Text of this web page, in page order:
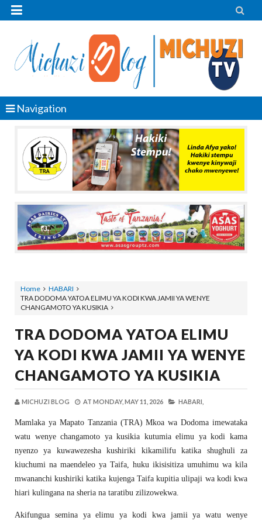
 
Navigation
Home
HABARI
TRA DODOMA YATOA ELIMU YA KODI KWA JAMII YA WENYE
CHANGAMOTO YA KUSIKIA
TRA DODOMA YATOA ELIMU
YA KODI KWA JAMII YA WENYE
CHANGAMOTO YA KUSIKIA
MICHUZI BLOG AT MONDAY, MAY 11, 2026 HABARI,
Mamlaka ya Mapato Tanzania (TRA) Mkoa wa Dodoma imewataka
watu wenye changamoto ya kusikia kutumia elimu ya kodi kama
nyenzo ya kuwawezesha kushiriki kikamilifu katika shughuli za
kiuchumi na maendeleo ya Taifa, huku ikisisitiza umuhimu wa kila
mwananchi kushiriki katika kujenga Taifa kupitia ulipaji wa kodi kwa
hiari kulingana na sheria na taratibu zilizowekwa.
Akifungua semina ya elimu ya kodi kwa jamii ya watu wenye